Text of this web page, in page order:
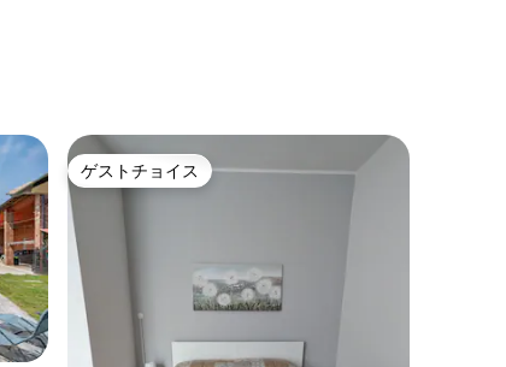
ゲストチョイス
ゲストチョイス